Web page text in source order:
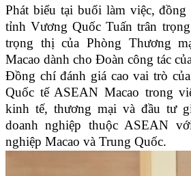
Phát biểu tại buổi làm việc,
tỉnh Vương Quốc Tuấn trân
trọng thị của Phòng Thương
Macao dành cho Đoàn công tác
Đồng chí đánh giá cao vai trò
Quốc tế ASEAN Macao trong
kinh tế, thương mại và đầu tư
doanh nghiệp thuộc ASEAN
nghiệp Macao và Trung Quốc.